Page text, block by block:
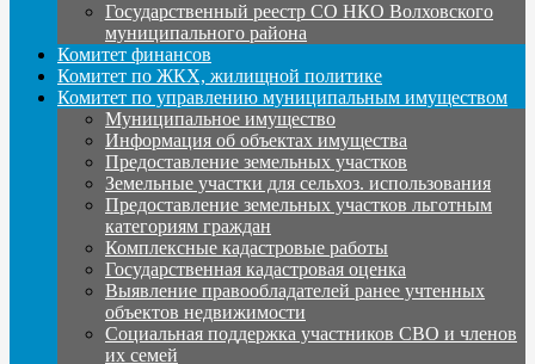
Государственный реестр СО НКО Волховского
муниципального района
Комитет финансов
Комитет по ЖКХ, жилищной политике
Комитет по управлению муниципальным имуществом
Муниципальное имущество
Информация об объектах имущества
Предоставление земельных участков
Земельные участки для сельхоз. использования
Предоставление земельных участков льготным
категориям граждан
Комплексные кадастровые работы
Государственная кадастровая оценка
Выявление правообладателей ранее учтенных
объектов недвижимости
Социальная поддержка участников СВО и членов
их семей